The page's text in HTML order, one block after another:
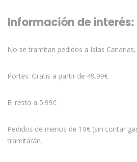
Información de interés:
No se tramitan pedidos a Islas
Portes: Gratis a partir de 49.99€
El resto a 5.99€
Pedidos de menos de 10€ (sin contar
tramitarán.